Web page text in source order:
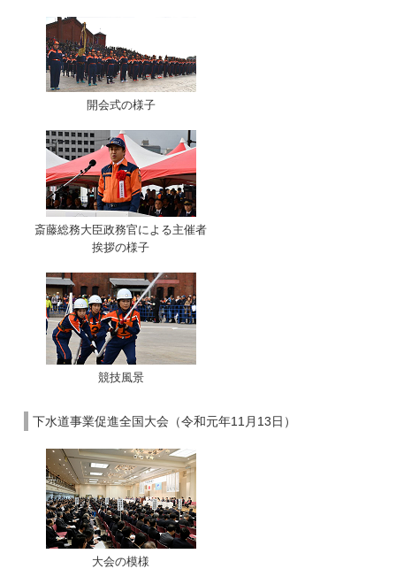
開会式の様子
斎藤総務大臣政務官による主催者
挨拶の様子
競技風景
下水道事業促進全国大会（令和元年11月13日）
大会の模様